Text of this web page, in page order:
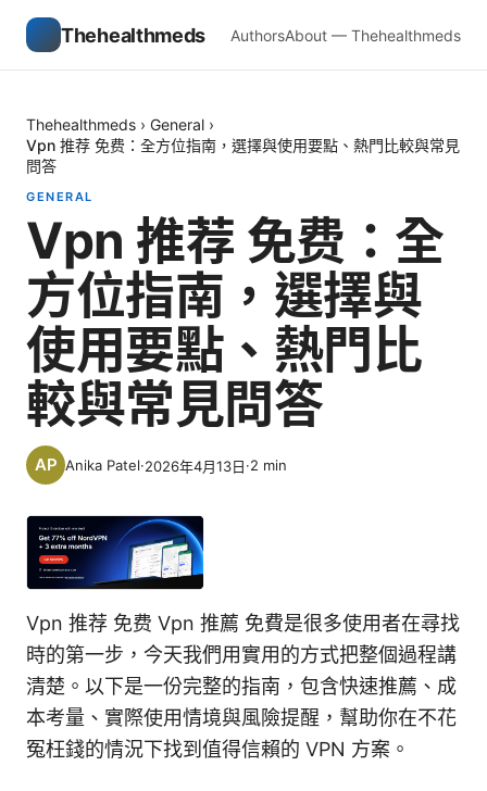
Thehealthmeds AuthorsAbout — Thehealthmeds
Thehealthmeds › General ›
Vpn 推荐 免费：全方位指南，選擇與使用要點、熱門比較與常見
問答
GENERAL
Vpn 推荐 免费：全
方位指南，選擇與
使用要點、熱門比
較與常見問答
Anika Patel·2026年4月13日·2 min
Vpn 推荐 免费 Vpn 推薦 免費是很多使用者在尋找
時的第一步，今天我們用實用的方式把整個過程講
清楚。以下是一份完整的指南，包含快速推薦、成
本考量、實際使用情境與風險提醒，幫助你在不花
冤枉錢的情況下找到值得信賴的 VPN 方案。